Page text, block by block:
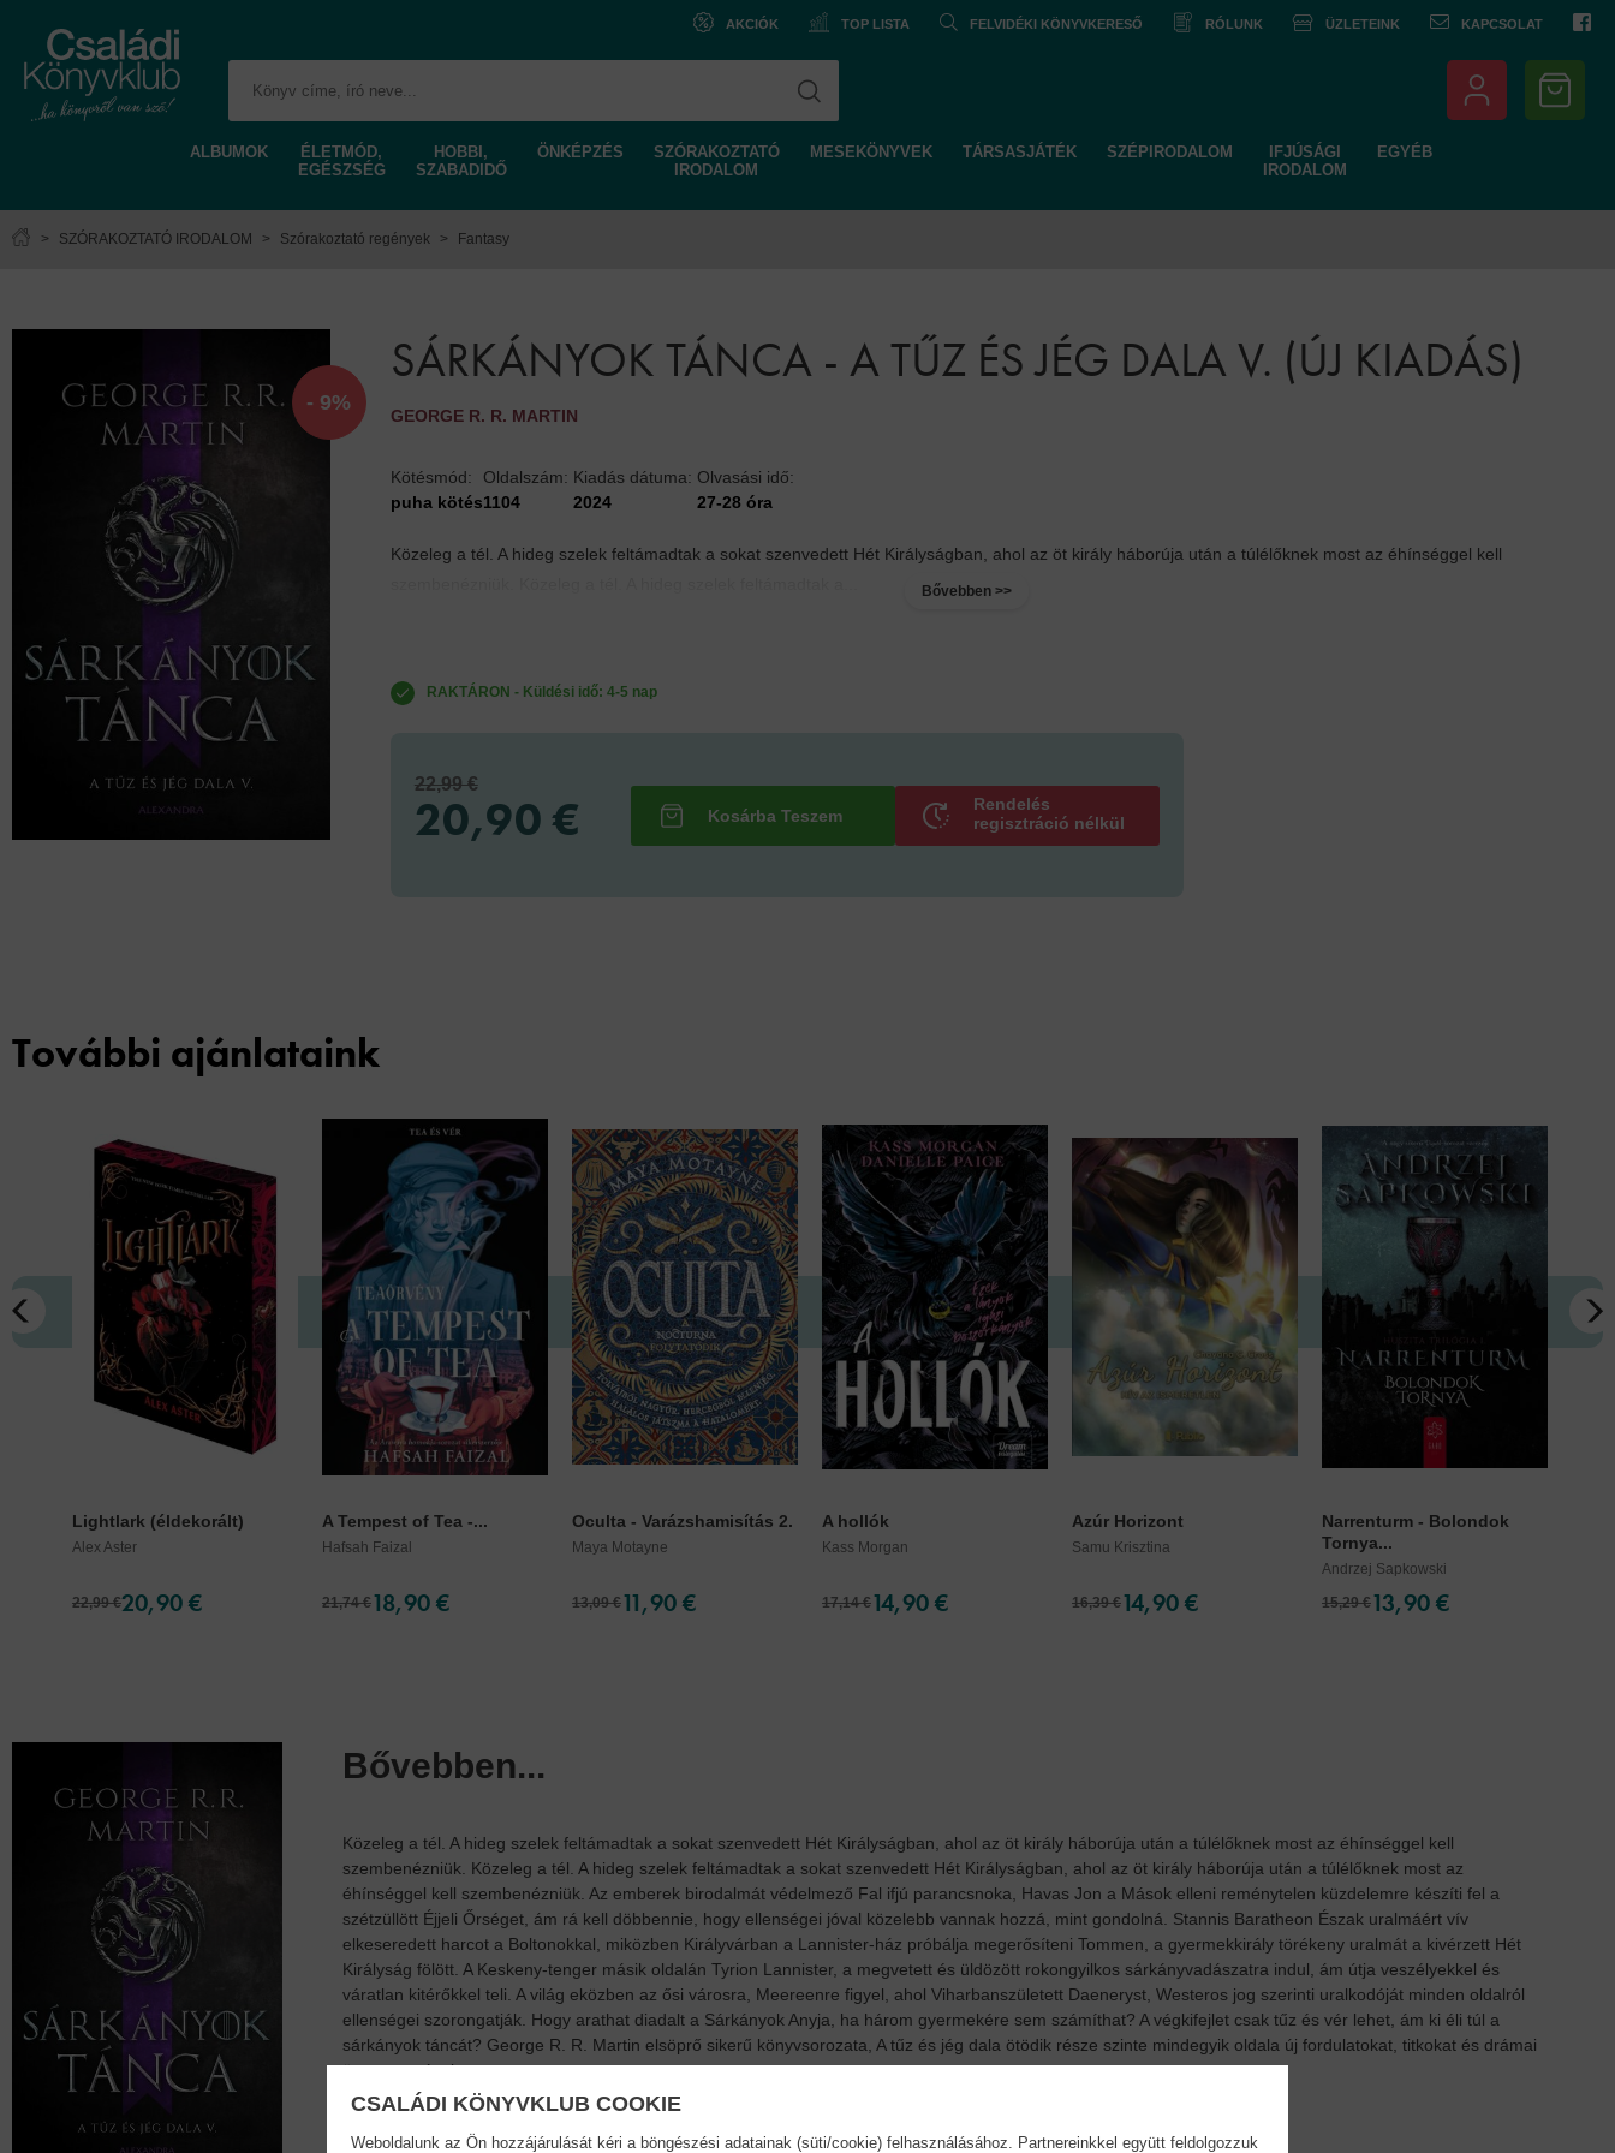
AKCIÓK TOP LISTA FELVIDÉKI KÖNYVKERESŐ RÓLUNK ÜZLETEINK KAPCSOLAT
ALBUMOK
ÉLETMÓD,
EGÉSZSÉG
HOBBI,
SZABADIDŐ
ÖNKÉPZÉS
SZÓRAKOZTATÓ
IRODALOM
MESEKÖNYVEK TÁRSASJÁTÉK SZÉPIRODALOM
IFJÚSÁGI
IRODALOM
EGYÉB
> SZÓRAKOZTATÓ IRODALOM > Szórakoztató regények > Fantasy
- 9%
SÁRKÁNYOK TÁNCA - A TŰZ ÉS JÉG DALA V. (ÚJ KIADÁS)
GEORGE R. R. MARTIN
Kötésmód:
puha kötés
Oldalszám:
1104
Kiadás dátuma:
2024
Olvasási idő:
27-28 óra
Közeleg a tél. A hideg szelek feltámadtak a sokat szenvedett Hét Királyságban, ahol az öt király háborúja után a túlélőknek most az éhínséggel kell
Bővebben >>
RAKTÁRON - Küldési idő: 4-5 nap
22,99 €
20,90 €
Rendelés
regisztráció nélkül
További ajánlataink
Lightlark (éldekorált)
Alex Aster
22,99 €20,90 €
A Tempest of Tea -...
Hafsah Faizal
21,74 €18,90 €
Oculta - Varázshamisítás 2.
Maya Motayne
13,09 €11,90 €
A hollók
Kass Morgan
17,14 €14,90 €
Azúr Horizont
Samu Krisztina
16,39 €14,90 €
Narrenturm - Bolondok
Tornya...
Andrzej Sapkowski
15,29 €13,90 €
Bővebben...
Közeleg a tél. A hideg szelek feltámadtak a sokat szenvedett Hét Királyságban, ahol az öt király háborúja után a túlélőknek most az éhínséggel kell
szembenézniük. Közeleg a tél. A hideg szelek feltámadtak a sokat szenvedett Hét Királyságban, ahol az öt király háborúja után a túlélőknek most az
éhínséggel kell szembenézniük. Az emberek birodalmát védelmező Fal ifjú parancsnoka, Havas Jon a Mások elleni reménytelen küzdelemre készíti fel a
szétzüllött Éjjeli Őrséget, ám rá kell döbbennie, hogy ellenségei jóval közelebb vannak hozzá, mint gondolná. Stannis Baratheon Észak uralmáért vív
elkeseredett harcot a Boltonokkal, miközben Királyvárban a Lannister-ház próbálja megerősíteni Tommen, a gyermekkirály törékeny uralmát a kivérzett Hét
Királyság fölött. A Keskeny-tenger másik oldalán Tyrion Lannister, a megvetett és üldözött rokongyilkos sárkányvadászatra indul, ám útja veszélyekkel és
váratlan kitérőkkel teli. A világ eközben az ősi városra, Meereenre figyel, ahol Viharbanszületett Daeneryst, Westeros jog szerinti uralkodóját minden oldalról
ellenségei szorongatják. Hogy arathat diadalt a Sárkányok Anyja, ha három gyermekére sem számíthat? A végkifejlet csak tűz és vér lehet, ám ki éli túl a
sárkányok táncát? George R. R. Martin elsöprő sikerű könyvsorozata, A tűz és jég dala ötödik része szinte mindegyik oldala új fordulatokat, titkokat és drámai
összecsapásokat tartogat.
CSALÁDI KÖNYVKLUB COOKIE
Weboldalunk az Ön hozzájárulását kéri a böngészési adatainak (süti/cookie) felhasználásához. Partnereinkkel együtt feldolgozzuk